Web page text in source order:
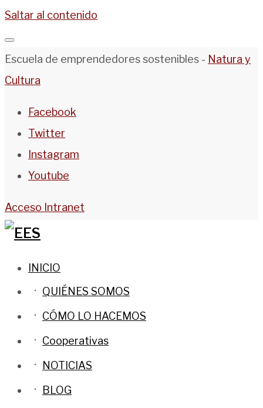
Saltar al contenido
Escuela de emprendedores sostenibles - Natura y
Cultura
Facebook
Twitter
Instagram
Youtube
Acceso Intranet
INICIO
QUIÉNES SOMOS
CÓMO LO HACEMOS
Cooperativas
NOTICIAS
BLOG